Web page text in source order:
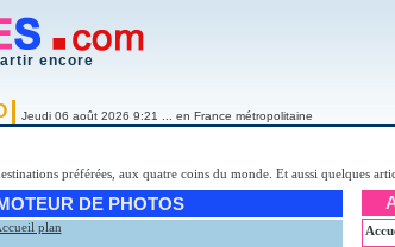
encore
Jeudi 06 août 2026 9:21 ... en France métropolitaine
préférées, aux quatre coins du monde. Et aussi quelques
DE PHOTOS
plan